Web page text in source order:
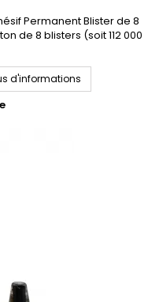
Permanent Blister de 8
de 8 blisters (soit 112 000
dans chaque blister
d'informations